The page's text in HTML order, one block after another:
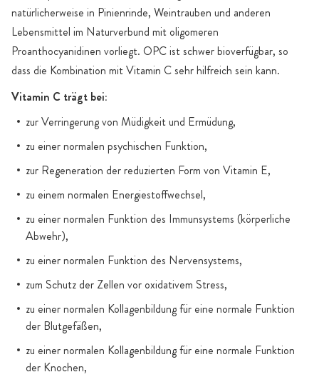
natürlicherweise in Pinienrinde, Weintrauben und anderen
Lebensmittel im Naturverbund mit oligomeren
Proanthocyanidinen vorliegt. OPC ist schwer bioverfügbar, so
dass die Kombination mit Vitamin C sehr hilfreich sein kann.
Vitamin C trägt bei:
zur Verringerung von Müdigkeit und Ermüdung,
zu einer normalen psychischen Funktion,
zur Regeneration der reduzierten Form von Vitamin E,
zu einem normalen Energiestoffwechsel,
zu einer normalen Funktion des Immunsystems (körperliche
Abwehr),
zu einer normalen Funktion des Nervensystems,
zum Schutz der Zellen vor oxidativem Stress,
zu einer normalen Kollagenbildung für eine normale Funktion
der Blutgefäßen,
zu einer normalen Kollagenbildung für eine normale Funktion
der Knochen,